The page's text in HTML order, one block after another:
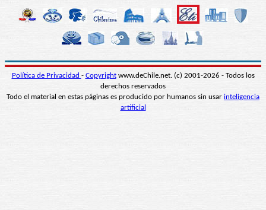
Política de Privacidad - Copyrightwww.deChile.net. (c) 2001-2026 - Todos los
derechos reservados
Todo el material en estas páginas es producido por humanos sin usar inteligencia
artificial